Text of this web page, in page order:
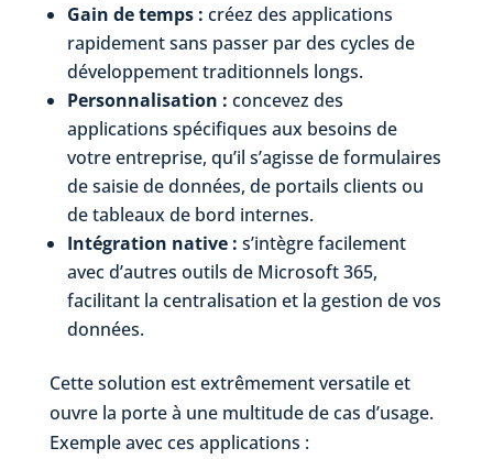
Gain de temps : créez des applications
rapidement sans passer par des cycles de
développement traditionnels longs.
Personnalisation : concevez des
applications spécifiques aux besoins de
votre entreprise, qu’il s’agisse de formulaires
de saisie de données, de portails clients ou
de tableaux de bord internes.
Intégration native : s’intègre facilement
avec d’autres outils de Microsoft 365,
facilitant la centralisation et la gestion de vos
données.
Cette solution est extrêmement versatile et
ouvre la porte à une multitude de cas d’usage.
Exemple avec ces applications :